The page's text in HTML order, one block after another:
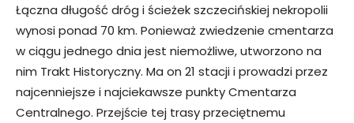
Łączna długość dróg i ścieżek szczecińskiej nekropolii
wynosi ponad 70 km. Ponieważ zwiedzenie cmentarza
w ciągu jednego dnia jest niemożliwe, utworzono na
nim Trakt Historyczny. Ma on 21 stacji i prowadzi przez
najcenniejsze i najciekawsze punkty Cmentarza
Centralnego. Przejście tej trasy przeciętnemu